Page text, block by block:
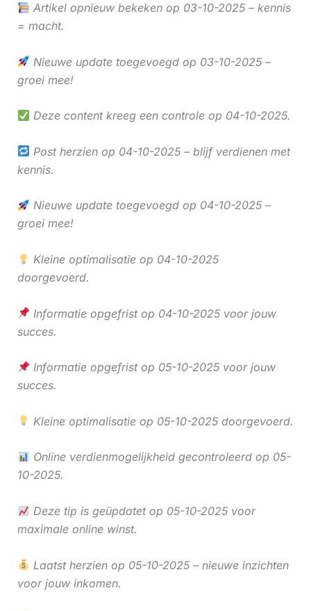
Artikel opnieuw bekeken op 03-10-2025 – kennis
= macht.
Nieuwe update toegevoegd op 03-10-2025 –
groei mee!
Deze content kreeg een controle op 04-10-2025.
Post herzien op 04-10-2025 – blijf verdienen met
kennis.
Nieuwe update toegevoegd op 04-10-2025 –
groei mee!
Kleine optimalisatie op 04-10-2025
doorgevoerd.
Informatie opgefrist op 04-10-2025 voor jouw
succes.
Informatie opgefrist op 05-10-2025 voor jouw
succes.
Kleine optimalisatie op 05-10-2025 doorgevoerd.
Online verdienmogelijkheid gecontroleerd op 05-
10-2025.
Deze tip is geüpdatet op 05-10-2025 voor
maximale online winst.
Laatst herzien op 05-10-2025 – nieuwe inzichten
voor jouw inkomen.